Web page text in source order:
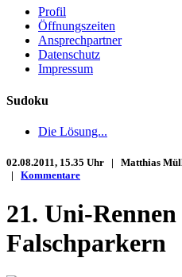
Profil
Öffnungszeiten
Ansprechpartner
Datenschutz
Impressum
Sudoku
Die Lösung...
02.08.2011, 15.35 Uhr | Matthias
| Kommentare
21. Uni-
Falschparkern